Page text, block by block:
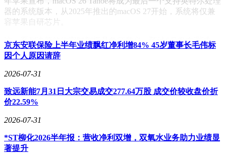
器的系统版本，从2025年推出的macOS 27开始，系统将仅兼
容苹果自研芯片。
这一系列决策的收官时刻极具象征意义。预计6月发布测试
版、9月推送正式版的macOS 27，恰好与库克卸任CEO的时间
重合。这意味着在库克任期的最后阶段，苹果彻底关闭了通往
英特尔芯片的技术通道。从乔布斯时代开启的英特尔合作之
苹果的芯片自主化进程已进入新阶段。除了基带芯片和电脑处
不仅改变了苹果与英特尔的关系，更重塑了整个科技行业的供
应链格局。库克在卸任前完成的这项关键布局，将苹果的技术
命运完全掌握在自己手中，也为继任者留下了明确的战略方
向。
京东安联保险上半年业绩飘红净利增84% 45岁董事长毛伟标
因个人原因请辞
2026-07-31
致远新能7月31日大宗交易成交277.64万股 成交价较收盘价折
价22.59%
2026-07-31
*ST柳化2026半年报：营收净利双增，双氧水业务助力业绩显
著提升